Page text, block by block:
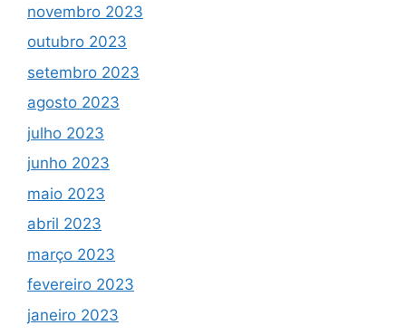
novembro 2023
outubro 2023
setembro 2023
agosto 2023
julho 2023
junho 2023
maio 2023
abril 2023
março 2023
fevereiro 2023
janeiro 2023